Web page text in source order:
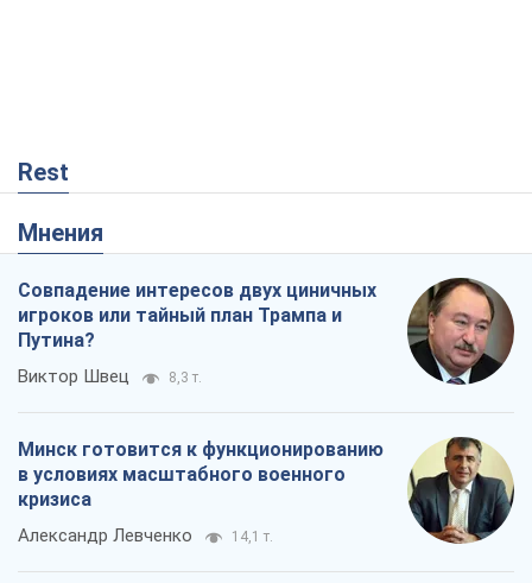
Rest
Мнения
Совпадение интересов двух циничных
игроков или тайный план Трампа и
Путина?
Виктор Швец 8,3 т.
Минск готовится к функционированию
в условиях масштабного военного
кризиса
Александр Левченко 14,1 т.